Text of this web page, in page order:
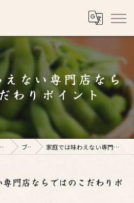
ない専門店なら
わりポイント
舗おやひなや 梅田店 ブログ 家庭では味わえない専門店ならではのこだわりポイント
門店ならではのこだわりポ